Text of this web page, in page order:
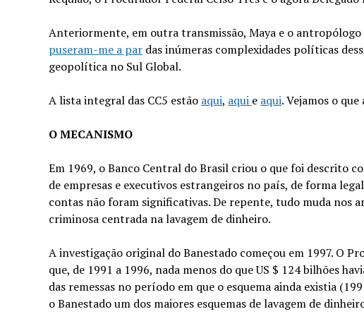
Anteriormente, em outra transmissão, Maya e o
puseram-me a pardas inúmeras complexidades políticas
geopolítica no Sul Global.
A lista integral das CC5 estão aqui, aqui e aqui. Vejamos o
O MECANISMO
Em 1969, o Banco Central do Brasil criou o que foi descrito
de empresas e executivos estrangeiros no país, de forma
contas não foram significativas. De repente, tudo muda nos
criminosa centrada na lavagem de dinheiro.
A investigação original do Banestado começou em 1997. O
que, de 1991 a 1996, nada menos do que US $ 124 bilhões
das remessas no período em que o esquema ainda existia
o Banestado um dos maiores esquemas de lavagem de